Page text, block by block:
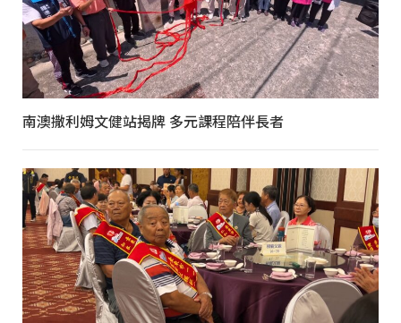
南澳撒利姆文健站揭牌 多元課程陪伴長者